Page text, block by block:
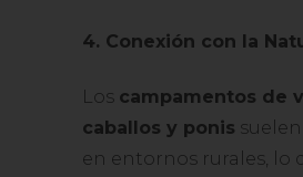
4. Conexión con la
Los campamentos de
caballos y ponis
en entornos rurales, lo